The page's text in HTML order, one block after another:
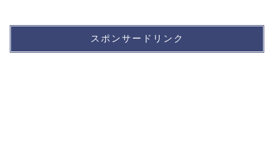
スポンサードリンク